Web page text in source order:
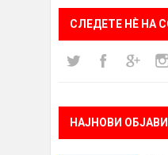
СЛЕДЕТЕ НÈ НА
НАЈНОВИ ОБЈАВИ